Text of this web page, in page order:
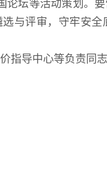
坛等活动策划。
与评审，守牢安
指导中心等负责同